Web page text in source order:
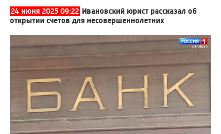
24 июня 2025 09:22 Ивановский юрист рассказал об
открытии счетов для несовершеннолетних